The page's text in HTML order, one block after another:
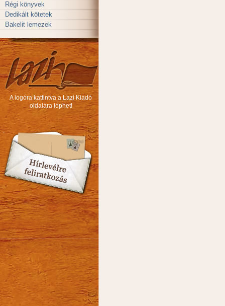
Régi könyvek
Dedikált kötetek
Bakelit lemezek
A logóra kattintva a Lazi Kiadó
oldalára léphet!